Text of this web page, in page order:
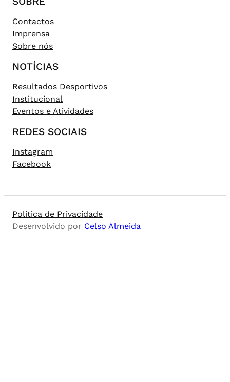
Contactos
Imprensa
Sobre nós
NOTÍCIAS
Resultados Desportivos
Institucional
Eventos e Atividades
REDES SOCIAIS
Instagram
Facebook
Política de Privacidade
Desenvolvido por Celso Almeida